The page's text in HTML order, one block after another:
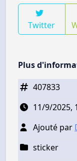
Twitter
Plus
407833
11/9/2025,
Ajouté par
sticker